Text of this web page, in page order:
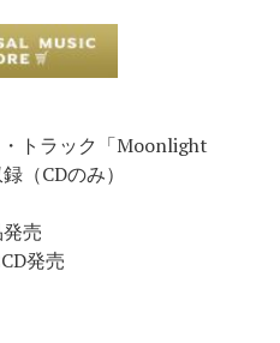
トラック「Moonlight
（CDのみ）
売
発売